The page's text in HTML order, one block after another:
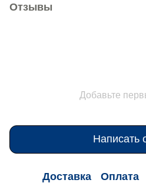
Отзывы
Добавьте
Написать
Доставка Оплата